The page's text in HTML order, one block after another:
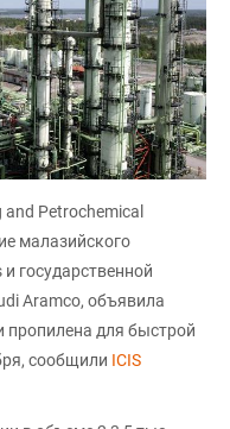
Petrochemical
малазийского
государственной
Aramco, объявила
пропилена для быстрой
сообщили ICIS